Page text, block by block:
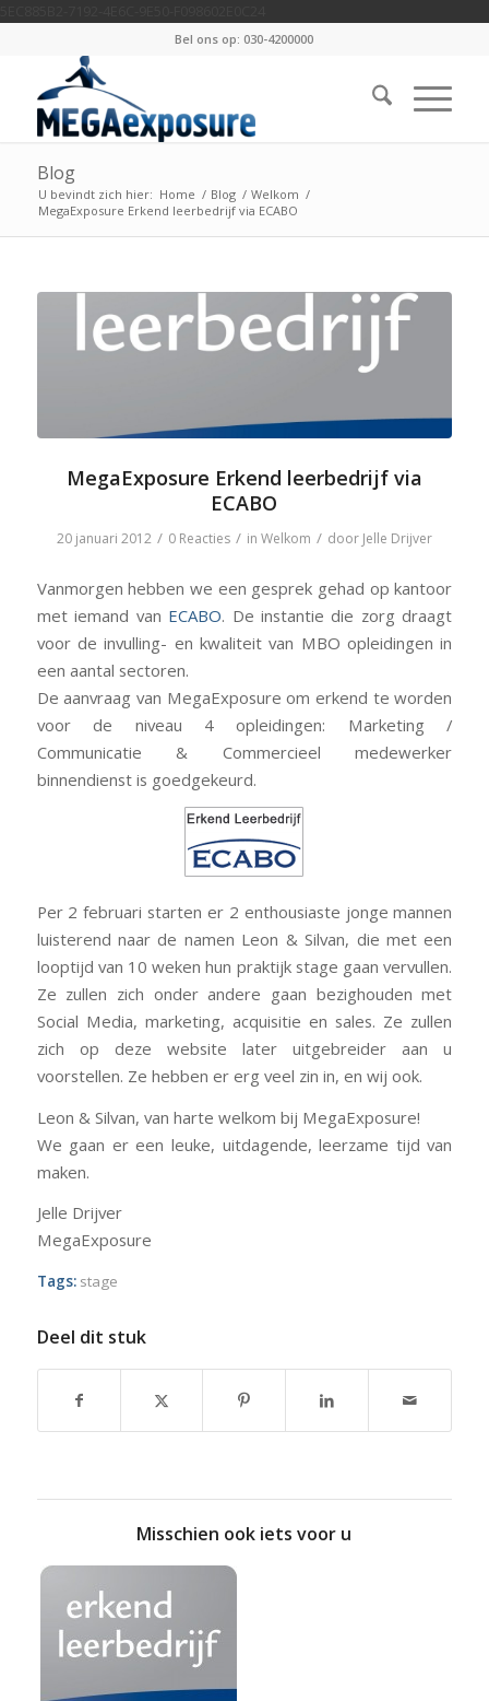
Bel ons op: 030-4200000
Blog
U bevindt zich hier: Home / Blog / Welkom /
MegaExposure Erkend leerbedrijf via ECABO
MegaExposure Erkend leerbedrijf via
ECABO
20 januari 2012 / 0 Reacties / in Welkom / door Jelle Drijver
Vanmorgen hebben we een gesprek gehad op kantoor
met iemand van ECABO. De instantie die zorg draagt
voor de invulling- en kwaliteit van MBO opleidingen in
een aantal sectoren.
De aanvraag van MegaExposure om erkend te worden
voor de niveau 4 opleidingen: Marketing /
Communicatie & Commercieel medewerker
binnendienst is goedgekeurd.
Per 2 februari starten er 2 enthousiaste jonge mannen
luisterend naar de namen Leon & Silvan, die met een
looptijd van 10 weken hun praktijk stage gaan vervullen.
Ze zullen zich onder andere gaan bezighouden met
Social Media, marketing, acquisitie en sales. Ze zullen
zich op deze website later uitgebreider aan u
voorstellen. Ze hebben er erg veel zin in, en wij ook.
Leon & Silvan, van harte welkom bij MegaExposure!
We gaan er een leuke, uitdagende, leerzame tijd van
maken.
Jelle Drijver
MegaExposure
Tags: stage
Deel dit stuk
Misschien ook iets voor u